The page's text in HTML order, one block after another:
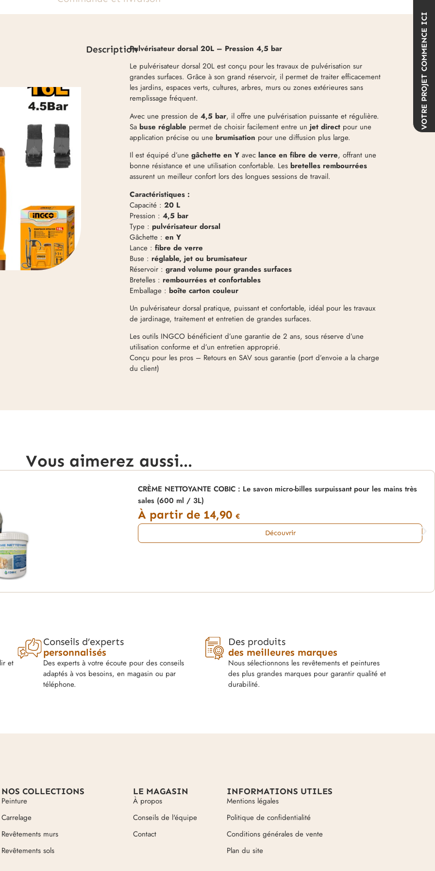
VOTRE PROJET
COMMENCE ICI
DescriptionPulvérisateur dorsal 20L – Pression 4,5 bar
Le pulvérisateur dorsal 20L est conçu pour les travaux de pulvérisation sur
grandes surfaces. Grâce à son grand réservoir, il permet de traiter efficacement
les jardins, espaces verts, cultures, arbres, murs ou zones extérieures sans
remplissage fréquent.
Avec une pression de4,5 bar, il offre une pulvérisation puissante et régulière.
Sabuse réglable permet de choisir facilement entre unjet direct pour une
application précise ou unebrumisation pour une diffusion plus large.
Il est équipé d’unegâchette en Y avec lance en fibre de verre, offrant une
bonne résistance et une utilisation confortable. Lesbretelles rembourrées
assurent un meilleur confort lors des longues sessions de travail.
Caractéristiques :
Capacité :20 L
Pression :4,5 bar
Type :pulvérisateur dorsal
Gâchette :en Y
Lance :fibre de verre
Buse : réglable, jet ou brumisateur
Réservoir :grand volume pour grandes surfaces
Bretelles : rembourrées et confortables
Emballage :boîte carton couleur
Un pulvérisateur dorsal pratique, puissant et confortable, idéal pour les travaux
de jardinage, traitement et entretien de grandes surfaces.
Les outils INGCO bénéficient d’une garantie de 2 ans, sous réserve d’une
utilisation conforme et d’un entretien approprié.
Conçu pour les pros – Retours en SAV sous garantie (port d’envoie a la charge
du client)
Vous aimerez aussi...
CRÈME NETTOYANTE COBIC : Le savon micro-billes surpuissant pour les mains très
sales (600 ml / 3L)
À partir de 14,90 €
Découvrir
et
Conseils d’experts
personnalisés
Des experts à votre écoute pour des conseils
adaptés à vos besoins, en magasin ou par
téléphone.
Des produits
des meilleures marques
Nous sélectionnons les revêtements et peintures
des plus grandes marques pour garantir qualité et
durabilité.
NOS COLLECTIONS
Peinture
Carrelage
Revêtements murs
Revêtements sols
LE MAGASIN
À propos
Conseils de l'équipe
Contact
INFORMATIONS UTILES
Mentions légales
Politique de confidentialité
Conditions générales de vente
Plan du site